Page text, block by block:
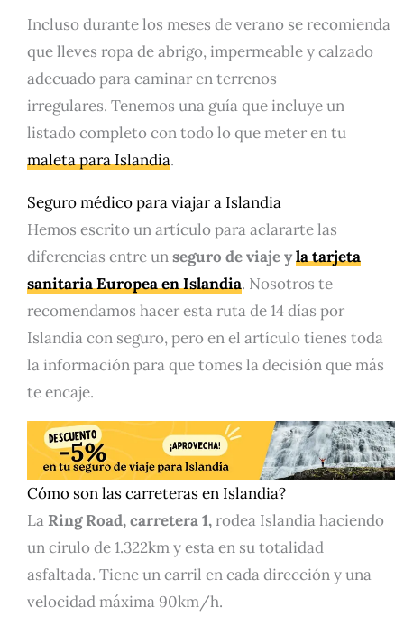
Incluso durante los meses de verano se recomienda
que lleves ropa de abrigo, impermeable y calzado
adecuado para caminar en terrenos
irregulares. Tenemos una guía que incluye un
listado completo con todo lo que meter en tu
maleta para Islandia.
Seguro médico para viajar a Islandia
Hemos escrito un artículo para aclararte las
diferencias entre unseguro de viaje yla tarjeta
sanitaria Europea en Islandia. Nosotros te
recomendamos hacer esta ruta de 14 días por
Islandia con seguro, pero en el artículo tienes toda
la información para que tomes la decisión que más
te encaje.
Cómo son las carreteras en Islandia?
La Ring Road, carretera 1,rodea Islandia haciendo
un cirulo de 1.322km y esta en su totalidad
asfaltada. Tiene un carril en cada dirección y una
velocidad máxima 90km/h.